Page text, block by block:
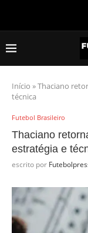
Início »Thaciano
técnica
Futebol Brasileiro
Thaciano
estratégia e
escrito por